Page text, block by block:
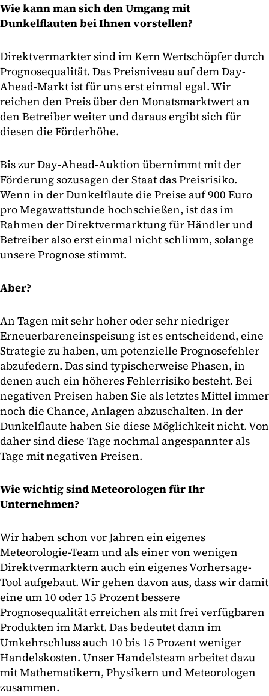
Wie kann man sich den Umgang mit
Dunkelflauten bei Ihnen vorstellen?
Direktvermarkter sind im Kern Wertschöpfer durch
Prognosequalität. Das Preisniveau auf dem Day-
Ahead-Markt ist für uns erst einmal egal. Wir
reichen den Preis über den Monatsmarktwert an
den Betreiber weiter und daraus ergibt sich für
diesen die Förderhöhe.
Bis zur Day-Ahead-Auktion übernimmt mit der
Förderung sozusagen der Staat das Preisrisiko.
Wenn in der Dunkelflaute die Preise auf 900 Euro
pro Megawattstunde hochschießen, ist das im
Rahmen der Direktvermarktung für Händler und
Betreiber also erst einmal nicht schlimm, solange
unsere Prognose stimmt.
Aber?
An Tagen mit sehr hoher oder sehr niedriger
Erneuerbareneinspeisung ist es entscheidend, eine
Strategie zu haben, um potenzielle Prognosefehler
abzufedern. Das sind typischerweise Phasen, in
denen auch ein höheres Fehlerrisiko besteht. Bei
negativen Preisen haben Sie als letztes Mittel immer
noch die Chance, Anlagen abzuschalten. In der
Dunkelflaute haben Sie diese Möglichkeit nicht. Von
daher sind diese Tage nochmal angespannter als
Tage mit negativen Preisen.
Wie wichtig sind Meteorologen für Ihr
Unternehmen?
Wir haben schon vor Jahren ein eigenes
Meteorologie-Team und als einer von wenigen
Direktvermarktern auch ein eigenes Vorhersage-
Tool aufgebaut. Wir gehen davon aus, dass wir damit
eine um 10 oder 15 Prozent bessere
Prognosequalität erreichen als mit frei verfügbaren
Produkten im Markt. Das bedeutet dann im
Umkehrschluss auch 10 bis 15 Prozent weniger
Handelskosten. Unser Handelsteam arbeitet dazu
mit Mathematikern, Physikern und Meteorologen
zusammen.